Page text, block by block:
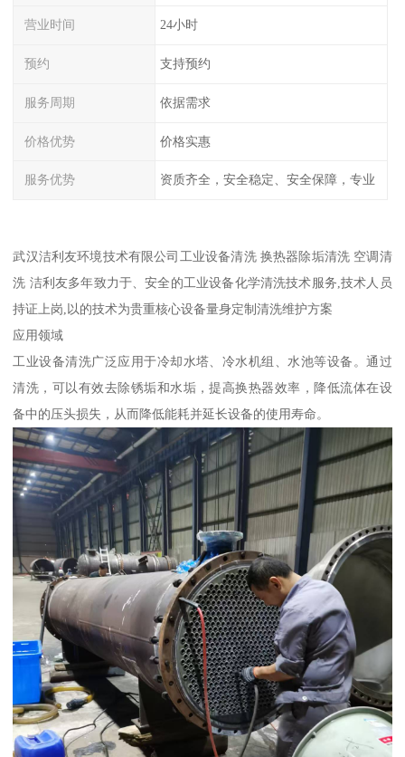
营业时间 24小时
预约 支持预约
服务周期 依据需求
价格优势 价格实惠
服务优势 资质齐全，安全稳定、安全保障，专业
武汉洁利友环境技术有限公司工业设备清洗 换热器除垢清洗 空调清
洗 洁利友多年致力于、安全的工业设备化学清洗技术服务,技术人员
持证上岗,以的技术为贵重核心设备量身定制清洗维护方案
应用领域
工业设备清洗广泛应用于冷却水塔、冷水机组、水池等设备。通过
清洗，可以有效去除锈垢和水垢，提高换热器效率，降低流体在设
备中的压头损失，从而降低能耗并延长设备的使用寿命。